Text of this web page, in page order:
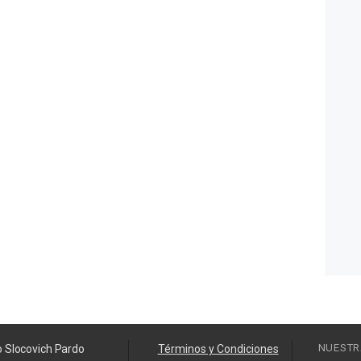
Slocovich Pardo Términos y Condiciones